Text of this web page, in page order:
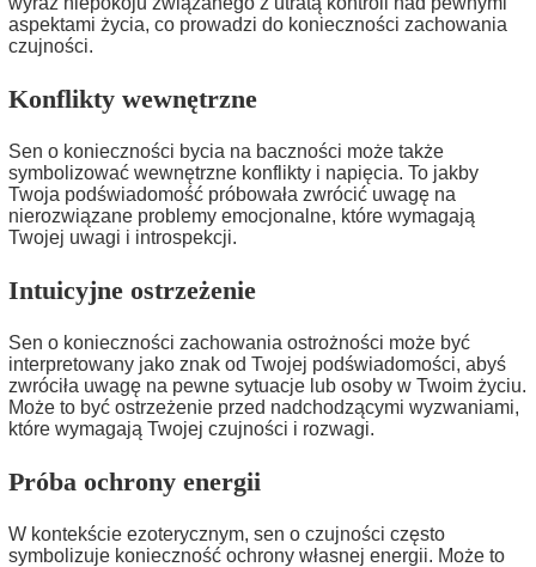
aspektami życia, co prowadzi do konieczności zachowania
czujności.
Konflikty wewnętrzne
Sen o konieczności bycia na baczności może także
symbolizować wewnętrzne konflikty i napięcia. To jakby
Twoja podświadomość próbowała zwrócić uwagę na
nierozwiązane problemy emocjonalne, które wymagają
Twojej uwagi i introspekcji.
Intuicyjne ostrzeżenie
Sen o konieczności zachowania ostrożności może być
interpretowany jako znak od Twojej podświadomości, abyś
zwróciła uwagę na pewne sytuacje lub osoby w Twoim życiu.
Może to być ostrzeżenie przed nadchodzącymi wyzwaniami,
które wymagają Twojej czujności i rozwagi.
Próba ochrony energii
W kontekście ezoterycznym, sen o czujności często
symbolizuje konieczność ochrony własnej energii. Może to